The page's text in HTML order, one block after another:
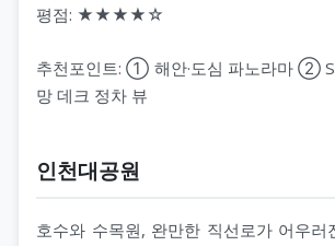
평점: ★★★★☆
추천포인트: ① 해안·도심 파노라마 ②
망 데크 정차 뷰
인천대공원
호수와 수목원, 완만한 직선로가 어우러